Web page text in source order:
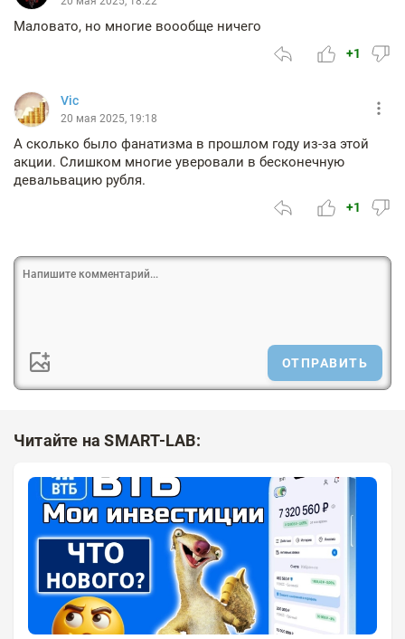
Маловато, но многие воообще ничего
+1
Vic
20 мая 2025, 19:18
А сколько было фанатизма в прошлом году из-за этой
акции. Слишком многие уверовали в бесконечную
девальвацию рубля.
+1
ОТПРАВИТЬ
Читайте на SMART-LAB: